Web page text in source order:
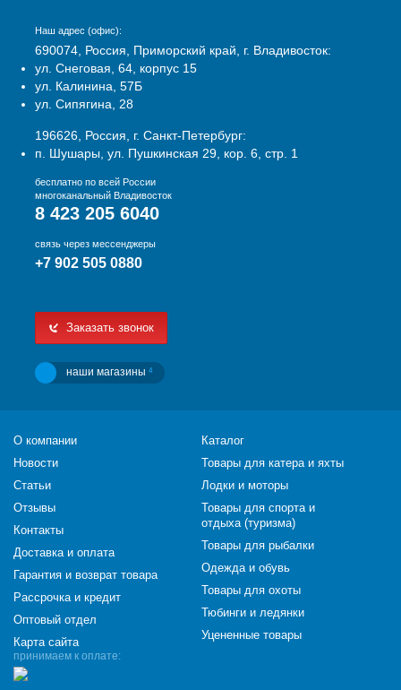
Наш адрес (офис):
690074, Россия, Приморский край, г. Владивосток:
ул. Снеговая, 64, корпус 15
ул. Калинина, 57Б
ул. Сипягина, 28
196626, Россия, г. Санкт-Петербург:
п. Шушары, ул. Пушкинская 29, кор. 6, стр. 1
бесплатно по всей России
многоканальный Владивосток
8 423 205 6040
связь через мессенджеры
+7 902 505 0880
Заказать звонок
наши магазины 4
принимаем к оплате:
О компании
Новости
Статьи
Отзывы
Контакты
Доставка и оплата
Гарантия и возврат товара
Рассрочка и кредит
Оптовый отдел
Карта сайта
Каталог
Товары для катера и яхты
Лодки и моторы
Товары для спорта и
отдыха (туризма)
Товары для рыбалки
Одежда и обувь
Товары для охоты
Тюбинги и ледянки
Уцененные товары